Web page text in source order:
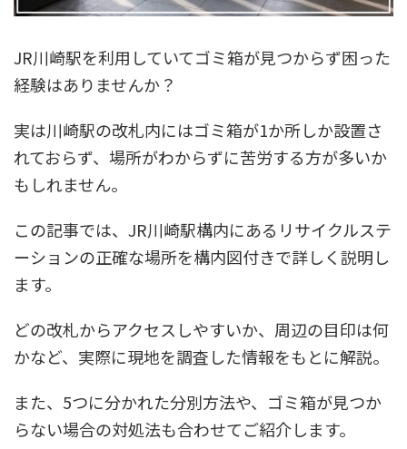
JR川崎駅を利用していてゴミ箱が見つからず困った
経験はありませんか？
実は川崎駅の改札内にはゴミ箱が1か所しか設置さ
れておらず、場所がわからずに苦労する方が多いか
もしれません。
この記事では、JR川崎駅構内にあるリサイクルステ
ーションの正確な場所を構内図付きで詳しく説明し
ます。
どの改札からアクセスしやすいか、周辺の目印は何
かなど、実際に現地を調査した情報をもとに解説。
また、5つに分かれた分別方法や、ゴミ箱が見つか
らない場合の対処法も合わせてご紹介します。